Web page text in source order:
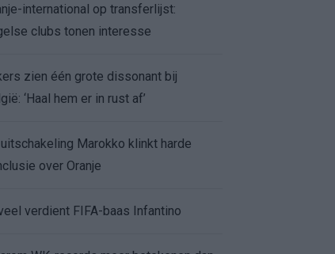
international op transferlijst:
clubs tonen interesse
zien één grote dissonant bij
‘Haal hem er in rust af’
uitschakeling Marokko klinkt harde
over Oranje
verdient FIFA-baas Infantino